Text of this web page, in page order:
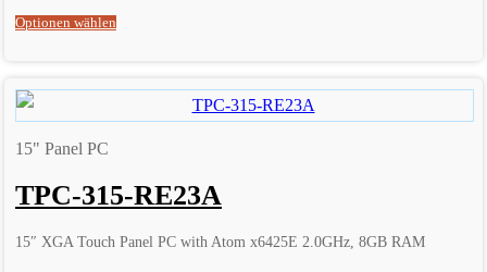
Optionen wählen
15" Panel PC
TPC-315-RE23A
15″ XGA Touch Panel PC with Atom x6425E 2.0GHz, 8GB RAM